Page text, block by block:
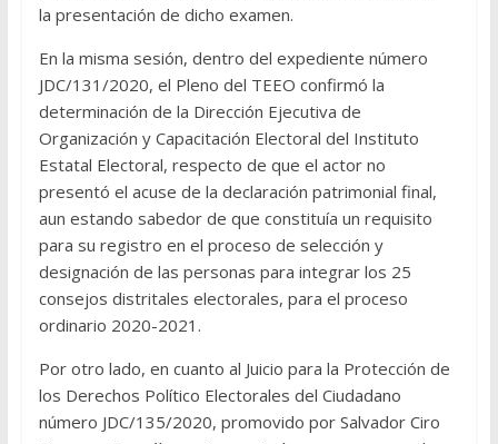
la presentación de dicho examen.
En la misma sesión, dentro del expediente número
JDC/131/2020, el Pleno del TEEO confirmó la
determinación de la Dirección Ejecutiva de
Organización y Capacitación Electoral del Instituto
Estatal Electoral, respecto de que el actor no
presentó el acuse de la declaración patrimonial final,
aun estando sabedor de que constituía un requisito
para su registro en el proceso de selección y
designación de las personas para integrar los 25
consejos distritales electorales, para el proceso
ordinario 2020-2021.
Por otro lado, en cuanto al Juicio para la Protección de
los Derechos Político Electorales del Ciudadano
número JDC/135/2020, promovido por Salvador Ciro